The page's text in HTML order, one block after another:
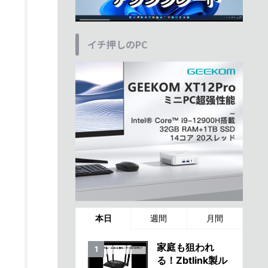
イチ押しのPC
本日 週間 月間
家庭も狙われ
る！Zbtlink製ル